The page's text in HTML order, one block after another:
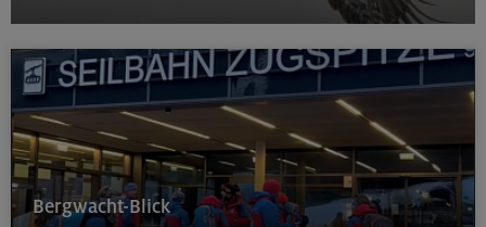
Bergwacht-Blick